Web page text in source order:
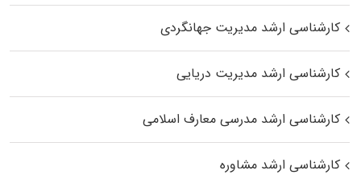
کارشناسی ارشد مدیریت جهانگردی
کارشناسی ارشد مدیریت دریایی
کارشناسی ارشد مدرسی معارف اسلامی
کارشناسی ارشد مشاوره